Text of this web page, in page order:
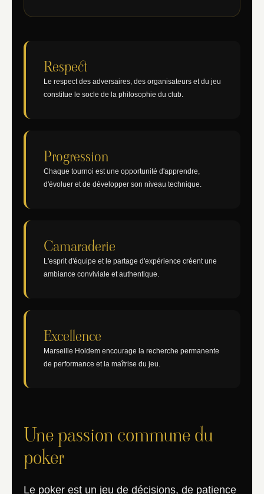
Respect
Le respect des adversaires, des organisateurs et du jeu
constitue le socle de la philosophie du club.
Progression
Chaque tournoi est une opportunité d'apprendre,
d'évoluer et de développer son niveau technique.
Camaraderie
L'esprit d'équipe et le partage d'expérience créent une
ambiance conviviale et authentique.
Excellence
Marseille Holdem encourage la recherche permanente
de performance et la maîtrise du jeu.
Une passion commune du
poker
Le poker est un jeu de décisions, de patience